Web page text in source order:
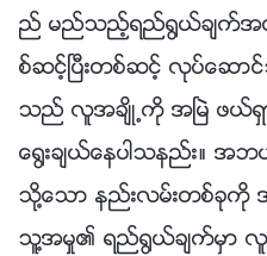
ည္ မည္သည့္ရည္႐ြယ္ခ်က္အတ
စ္ဆင့္ၿပီးတစ္ဆင့္ လုပ္ေဆ
သည္ လူအခ်ိဳ႕ကို အၿမဲ ဖယ္ရွား
ေ႐ြးခ်ယ္ေနပါသနည္း။
သို႔ေသာ နည္းလမ္းတစ္ခုကို
သူ႔အမႈ၏ ရည္႐ြယ္ခ်က္မွာ